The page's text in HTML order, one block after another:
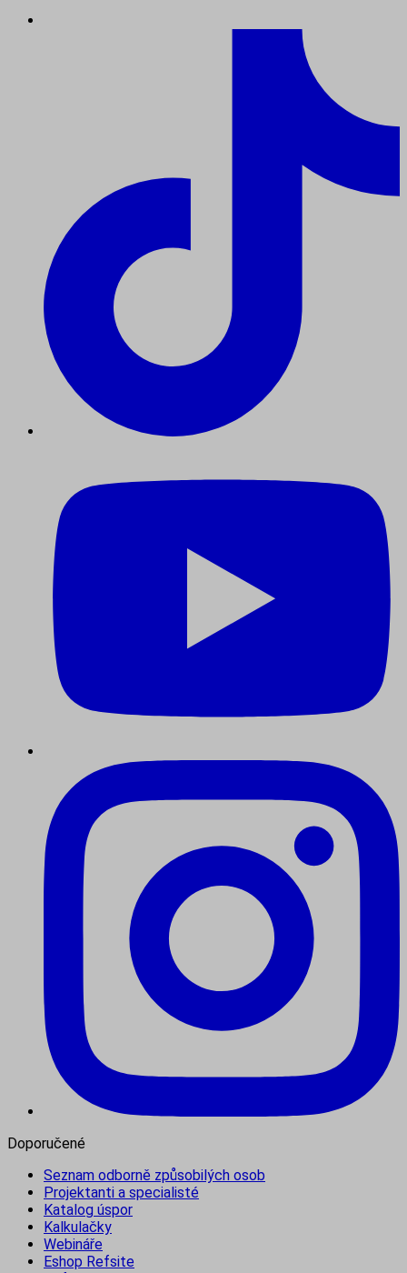
Doporučené
Seznam odborně způsobilých osob
Projektanti a specialisté
Katalog úspor
Kalkulačky
Webináře
Eshop Refsite